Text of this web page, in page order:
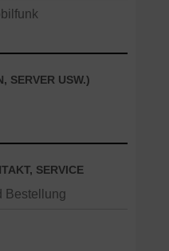
SERVER USW.)
SERVICE
Bestellung